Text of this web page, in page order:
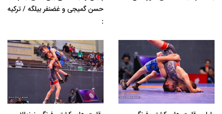
حسن گمیجی و غضنفر بیلگه / ترکیه
: